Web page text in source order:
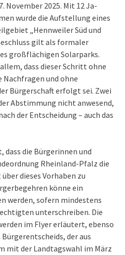
November 2025. Mit 12 Ja-
wurde die Aufstellung eines
„Hennweiler Süd und
gilt als formaler
großflächigen Solarparks.
dass dieser Schritt ohne
und ohne
Bürgerschaft erfolgt sei. Zwei
Abstimmung nicht anwesend,
der Entscheidung – auch das
die Bürgerinnen und
Rheinland-Pfalz die
dieses Vorhaben zu
könne ein
werden, sofern mindestens
unterschreiben. Die
im Flyer erläutert, ebenso
der aus
mit der Landtagswahl im März